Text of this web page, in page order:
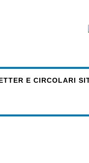
E CIRCOLARI